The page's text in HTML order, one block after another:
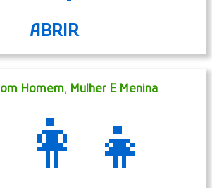
Foguete